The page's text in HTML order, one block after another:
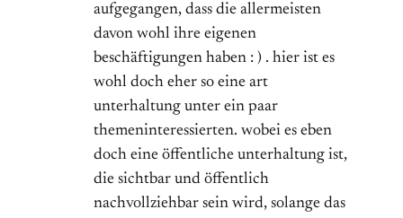
aufgegangen, dass die allermeisten
davon wohl ihre eigenen
beschäftigungen haben : ) . hier ist es
wohl doch eher so eine art
unterhaltung unter ein paar
themeninteressierten. wobei es eben
doch eine öffentliche unterhaltung ist,
die sichtbar und öffentlich
nachvollziehbar sein wird, solange das